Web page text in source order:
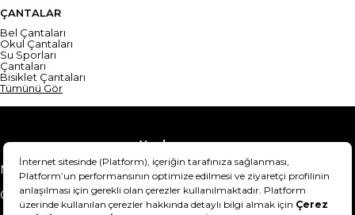
ÇANTALAR
Bel Çantaları
Okul Çantaları
Su Sporları
Çantaları
Bisiklet Çantaları
Tümünü Gör
Yardım
Mesafeli Satış Sözleşmesi
Teslimat Bilgisi
Gizlilik Sözleşmesi
Şartlar & Koşullar